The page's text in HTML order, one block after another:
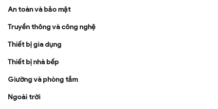
An toàn và bảo mật
Truyền thông và công nghệ
Thiết bị gia dụng
Thiết bị nhà bếp
Giường và phòng tắm
Ngoài trời